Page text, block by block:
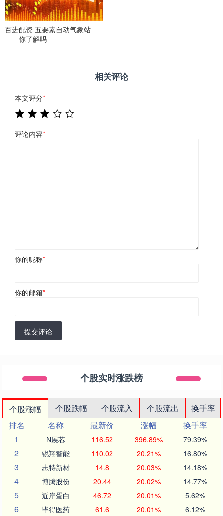
百进配资 五要素自动气象站
——你了解吗
相关评论
本文评分*
评论内容*
你的昵称*
你的邮箱*
提交评论
个股实时涨跌榜
个股涨幅 个股跌幅 个股流入 个股流出
换手率
排名
名称 最新价 涨幅
换手率
1
N展芯 116.52 396.89% 79.39%
2 锐翔智能 110.02 20.21% 16.80%
3 志特新材 14.8 20.03% 14.18%
4 博腾股份 20.44 20.02% 14.77%
5 近岸蛋白 46.72 20.01% 5.62%
6 毕得医药 61.6 20.01% 6.12%